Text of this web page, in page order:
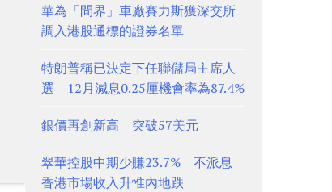
華為「問界」車廠賽力斯獲深交所
調入港股通標的證券名單
特朗普稱已決定下任聯儲局主席人
選 12月減息0.25厘機會率為87.4%
銀價再創新高 突破57美元
翠華控股中期少賺23.7% 不派息
香港市場收入升惟內地跌